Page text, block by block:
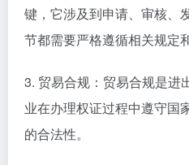
键，它涉及到申请、审核、
节都需要严格遵循相关规定
3. 贸易合规：贸易合规是进
业在办理权证过程中遵守国
的合法性。